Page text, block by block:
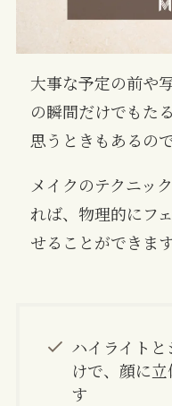
大事な予定の前や
の瞬間だけでもた
思うときもあるの
メイクのテクニッ
れば、物理的にフ
せることができます
ハイライト
けで、顔に
す